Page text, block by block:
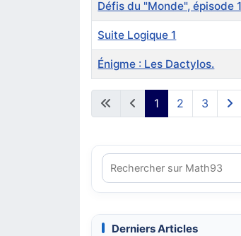
Défis du "Monde", épisode
Suite Logique 1
Énigme : Les Dactylos.
1 2 3
Derniers Articles